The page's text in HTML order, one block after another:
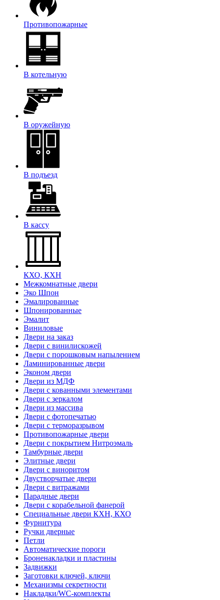
Противопожарные
В котельную
В оружейную
В подъезд
В кассу
КХО, КХН
Межкомнатные двери
Эко Шпон
Эмалированные
Шпонированные
Эмалит
Виниловые
Двери на заказ
Двери с винилискожей
Двери с порошковым напылением
Ламинированные двери
Эконом двери
Двери из МДФ
Двери с кованными элементами
Двери с зеркалом
Двери из массива
Двери с фотопечатью
Двери с терморазрывом
Противопожарные двери
Двери с покрытием Нитроэмаль
Тамбурные двери
Элитные двери
Двери с виноритом
Двустворчатые двери
Двери с витражами
Парадные двери
Двери с корабельной фанерой
Специальные двери КХН, КХО
Фурнитура
Ручки дверные
Петли
Автоматические пороги
Броненакладки и пластины
Задвижки
Заготовки ключей, ключи
Механизмы секретности
Накладки/WC-комплекты